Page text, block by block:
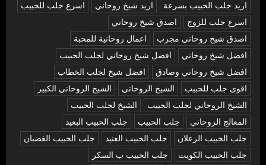
اريد جلب الحبيب بسرعة
اريد شيخ روحاني
اسرع جلب للحبيب
اسرع جلب للزوج
اصدق شيخ روحاني
اصدق شيخ روحاني مجرب
اعمال روحانية للمحبة
افضل شيخ روحاني
افضل شيخ روحاني لجلب الحبيب
افضل شيخ روحاني وصادق
افضل شيخ لجلب الخطاب
اقوى جلب للحبيب
الشيخ الروحاني
الشيخ الروحاني الكبير
الشيخ الروحاني لجلب الحبيب
الشيخ لجلب الحبيب
المعالج الروحاني
جلب الحبيب
جلب الحبيب البعيد
جلب الحبيب الزعلان
جلب الحبيب العنيد
جلب الحبيب الغضبان
جلب الحبيب الكويت
جلب الحبيب ب السكر